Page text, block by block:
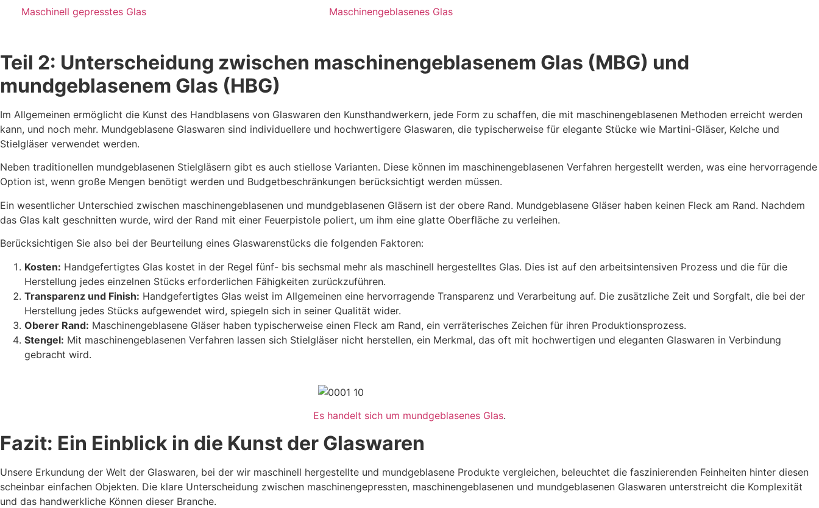
Maschinell gepresstes Glas Maschinengeblasenes Glas
Teil 2: Unterscheidung zwischen maschinengeblasenem Glas (MBG) und
mundgeblasenem Glas (HBG)
Im Allgemeinen ermöglicht die Kunst des Handblasens von Glaswaren den Kunsthandwerkern, jede Form zu schaffen, die mit maschinengeblasenen Methoden erreicht werden
kann, und noch mehr. Mundgeblasene Glaswaren sind individuellere und hochwertigere Glaswaren, die typischerweise für elegante Stücke wie Martini-Gläser, Kelche und
Stielgläser verwendet werden.
Neben traditionellen mundgeblasenen Stielgläsern gibt es auch stiellose Varianten. Diese können im maschinengeblasenen Verfahren hergestellt werden, was eine hervorragende
Option ist, wenn große Mengen benötigt werden und Budgetbeschränkungen berücksichtigt werden müssen.
Ein wesentlicher Unterschied zwischen maschinengeblasenen und mundgeblasenen Gläsern ist der obere Rand. Mundgeblasene Gläser haben keinen Fleck am Rand. Nachdem
das Glas kalt geschnitten wurde, wird der Rand mit einer Feuerpistole poliert, um ihm eine glatte Oberfläche zu verleihen.
Berücksichtigen Sie also bei der Beurteilung eines Glaswarenstücks die folgenden Faktoren:
Kosten: Handgefertigtes Glas kostet in der Regel fünf- bis sechsmal mehr als maschinell hergestelltes Glas. Dies ist auf den arbeitsintensiven Prozess und die für die
Herstellung jedes einzelnen Stücks erforderlichen Fähigkeiten zurückzuführen.
Transparenz und Finish: Handgefertigtes Glas weist im Allgemeinen eine hervorragende Transparenz und Verarbeitung auf. Die zusätzliche Zeit und Sorgfalt, die bei der
Herstellung jedes Stücks aufgewendet wird, spiegeln sich in seiner Qualität wider.
Oberer Rand: Maschinengeblasene Gläser haben typischerweise einen Fleck am Rand, ein verräterisches Zeichen für ihren Produktionsprozess.
Stengel: Mit maschinengeblasenen Verfahren lassen sich Stielgläser nicht herstellen, ein Merkmal, das oft mit hochwertigen und eleganten Glaswaren in Verbindung
gebracht wird.
Es handelt sich um mundgeblasenes Glas.
Fazit: Ein Einblick in die Kunst der Glaswaren
Unsere Erkundung der Welt der Glaswaren, bei der wir maschinell hergestellte und mundgeblasene Produkte vergleichen, beleuchtet die faszinierenden Feinheiten hinter diesen
scheinbar einfachen Objekten. Die klare Unterscheidung zwischen maschinengepressten, maschinengeblasenen und mundgeblasenen Glaswaren unterstreicht die Komplexität
und das handwerkliche Können dieser Branche.